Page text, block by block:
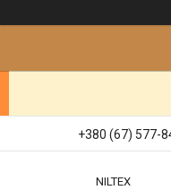
+380 (67) 577-
NILTEX